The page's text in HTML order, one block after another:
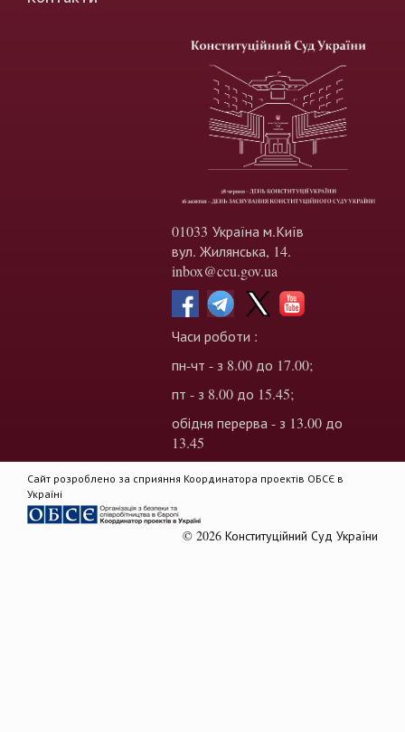
01033 Україна м.Київ
вул. Жилянська, 14.
inbox@ccu.gov.ua
Часи роботи :
пн-чт - з 8.00 до 17.00;
пт - з 8.00 до 15.45;
обідня перерва - з 13.00 до
13.45
Сайт розроблено за сприяння Координатора проектів ОБСЄ в
Україні
© 2026 Конституційний Суд України